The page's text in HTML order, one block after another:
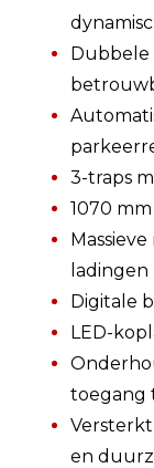
Dubbele
3-traps
1070
ladingen
Digitale
LED-
toegang
en